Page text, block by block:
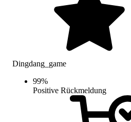
Dingdang_game
99%
Positive Rückmeldung